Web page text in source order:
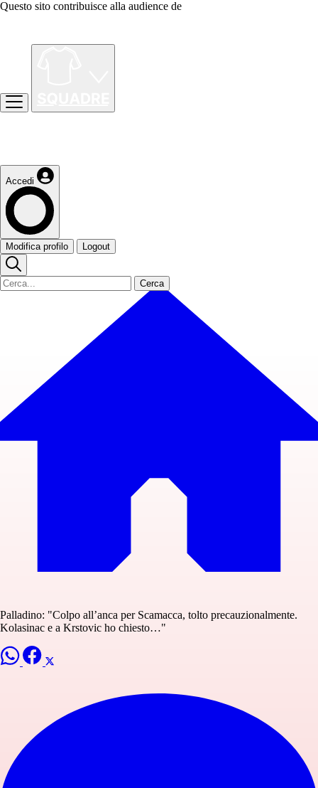
Questo sito contribuisce alla audience de
Accedi
Modifica profilo Logout
Cerca
Palladino: "Colpo all’anca per Scamacca, tolto precauzionalmente.
Kolasinac e a Krstovic ho chiesto…"